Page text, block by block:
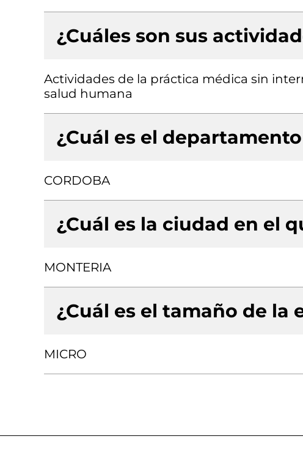
¿Cuáles son sus
Actividades de la práctica médica sin
salud humana
¿Cuál es el
CORDOBA
¿Cuál es la ciudad en el
MONTERIA
¿Cuál es el tamaño de la
MICRO